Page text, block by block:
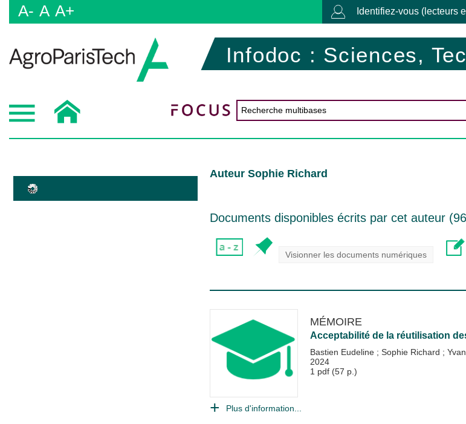
A- A A+ Identifiez-vous (lecteurs
Infodoc : Sciences,
Auteur Sophie Richard
Documents disponibles écrits par cet auteur (96
Visionner les documents numériques
MÉMOIRE
Acceptabilité de la réutilisation
Bastien Eudeline ; Sophie Richard ;
2024
1 pdf (57 p.)
Plus d'information...